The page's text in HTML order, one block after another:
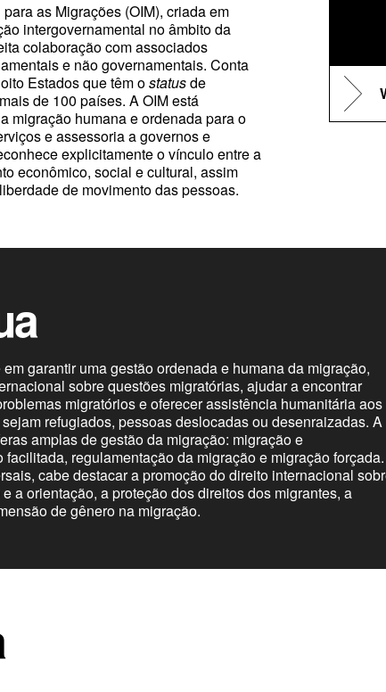
as Migrações (OIM), criada em
intergovernamental no âmbito da
colaboração com associados
e não governamentais. Conta
Estados que têm ostatusde
de 100 países. A OIM está
migração humana e ordenada para o
e assessoria a governos e
explicitamente o vínculo entre a
econômico, social e cultural, assim
de movimento das pessoas.
garantir uma gestão ordenada e humana da migração,
sobre questões migratórias, ajudar a encontrar
migratórios e oferecer assistência humanitária aos
refugiados, pessoas deslocadas ou desenraizadas. A
amplas de gestão da migração: migração e
regulamentação da migração e migração forçada.
cabe destacar a promoção do direito internacional
a orientação, a proteção dos direitos dos migrantes, a
de gênero na migração.